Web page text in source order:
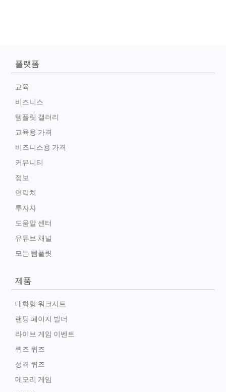
플랫폼
교육
비즈니스
템플릿 갤러리
교육용 가격
비즈니스용 가격
커뮤니티
정보
연락처
투자자
도움말 센터
유튜브 채널
모든 템플릿
제품
대화형 워크시트
랜딩 페이지 빌더
라이브 게임 이벤트
퀴즈 퀴즈
성격 퀴즈
메모리 게임